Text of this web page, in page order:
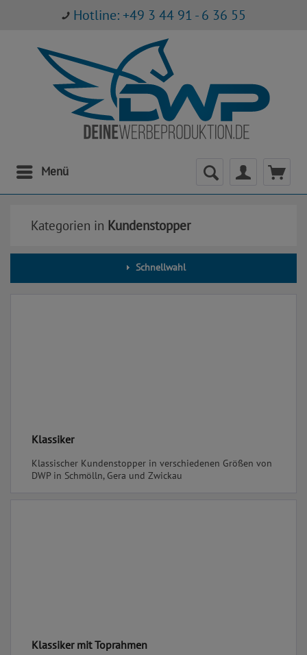
Hotline: +49 3 44 91 - 6 36 55
Menü
Kategorien in Kundenstopper
Schnellwahl
Klassiker
Klassischer Kundenstopper in verschiedenen Größen von
DWP in Schmölln, Gera und Zwickau
Klassiker mit Toprahmen